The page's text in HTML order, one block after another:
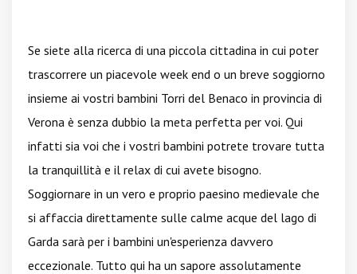
Se siete alla ricerca di una piccola cittadina in cui poter
trascorrere un piacevole week end o un breve soggiorno
insieme ai vostri bambini Torri del Benaco in provincia di
Verona è senza dubbio la meta perfetta per voi. Qui
infatti sia voi che i vostri bambini potrete trovare tutta
la tranquillità e il relax di cui avete bisogno.
Soggiornare in un vero e proprio paesino medievale che
si affaccia direttamente sulle calme acque del lago di
Garda sarà per i bambini un'esperienza davvero
eccezionale. Tutto qui ha un sapore assolutamente